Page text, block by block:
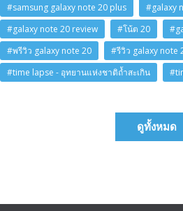
#samsung galaxy note 20 plus
#galaxy
#galaxy note 20 review
#โน้ต 20
#พรีวิว galaxy note 20
#รีวิว galaxy note
#time lapse - อุทยานแห่งชาติถ้ำสะเกิน
ดูทั้งหมด